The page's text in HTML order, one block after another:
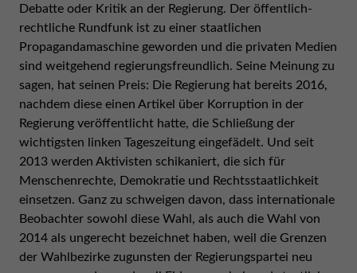
Debatte oder Kritik an der Regierung. Der öffentlich-
rechtliche Rundfunk ist zu einer staatlichen
Propagandamaschine geworden und die privaten Medien
sind weitgehend regierungsfreundlich. Seine Meinung zu
sagen, hat seinen Preis: Die Regierung hat bereits 2016,
nachdem diese einen Artikel über Korruption in der
Regierung veröffentlicht hatte, die Schließung der
wichtigsten linken Tageszeitung eingefädelt. Und seit
2013 werden Aktivisten schikaniert, die sich für
Menschenrechte, Demokratie und Rechtsstaatlichkeit
einsetzen. Ganz zu schweigen davon, dass internationale
Beobachter sowohl diese Wahl, als auch die Wahl von
2014 als ungerecht bezeichnet haben, weil die Grenzen
der Wahlbezirke zugunsten der Regierungspartei neu